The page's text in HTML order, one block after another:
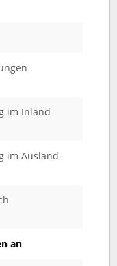
im Inland
im Ausland
an